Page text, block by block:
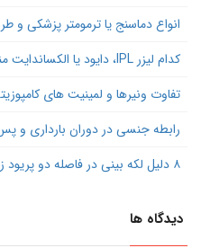
انواع دماسنج یا ترمومتر پزشکی و طرز
کدام لیزر IPL، دایود یا الکساندایت مناسب است
تفاوت ونیرها و لمینیت های
رابطه جنسی در دوران بارداری و پس
۸ دلیل لکه بینی در فاصله دو پریود زنان
دیدگاه ها